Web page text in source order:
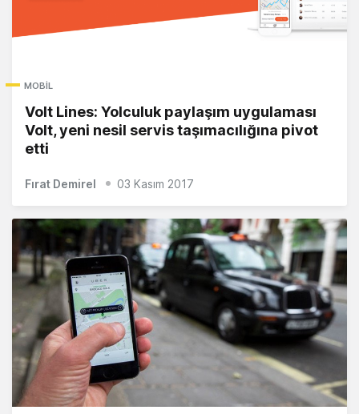
MOBIL
Volt Lines: Yolculuk paylaşım uygulaması
Volt, yeni nesil servis taşımacılığına pivot
etti
Fırat Demirel 03 Kasım 2017